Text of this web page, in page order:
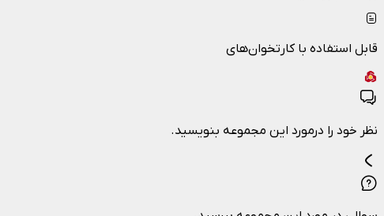
قابل استفاده با کارتخوان‌های
نظر خود را درمورد این مجموعه بنویسید.